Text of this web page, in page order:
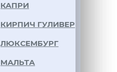
КАПРИ
КИРПИЧ ГУЛИВЕР
ЛЮКСЕМБУРГ
МАЛЬТА